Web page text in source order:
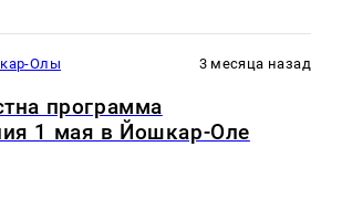
Олы 3 месяца назад
программа
1 мая в Йошкар-Оле